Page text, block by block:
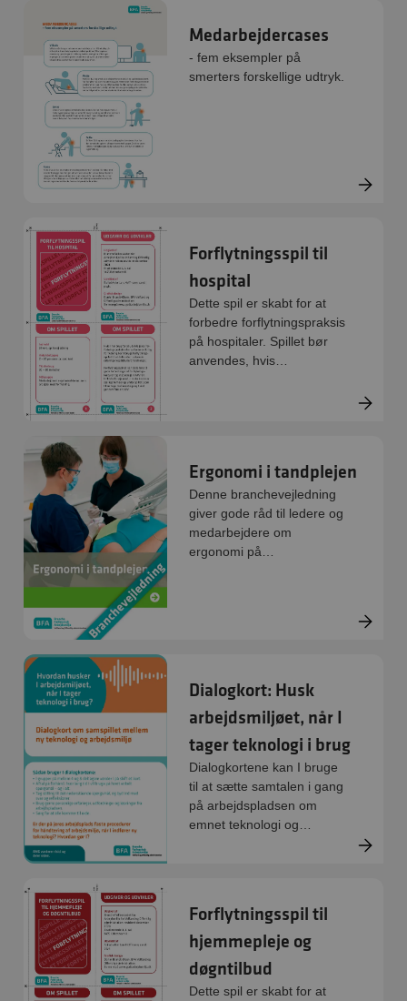
Medarbejdercases
- fem eksempler på
smerters forskellige udtryk.
Forflytningsspil til
hospital
Dette spil er skabt for at
forbedre forflytningspraksis
på hospitaler. Spillet bør
anvendes, hvis
Ergonomi i tandplejen
Denne branchevejledning
giver gode råd til ledere og
medarbejdere om
ergonomi på
Dialogkort: Husk
arbejdsmiljøet, når I
tager teknologi i brug
Dialogkortene kan I bruge
til at sætte samtalen i gang
på arbejdspladsen om
emnet teknologi og
medtænker fokus på
arbejdsmiljøet i processen.
Forflytningsspil til
hjemmepleje og
døgntilbud
Dette spil er skabt for at